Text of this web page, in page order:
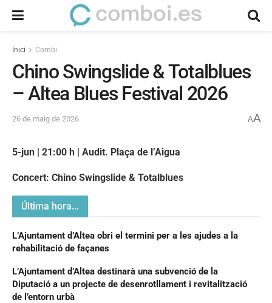
Inici Combi
Chino Swingslide & Totalblues
– Altea Blues Festival 2026
26 de maig de 2026 AA
5-jun | 21:00 h | Audit. Plaça de l’Aigua
Concert: Chino Swingslide & Totalblues
Última hora...
L’Ajuntament d’Altea obri el termini per a les ajudes a la
rehabilitació de façanes
L’Ajuntament d’Altea destinarà una subvenció de la
Diputació a un projecte de desenrotllament i revitalització
de l’entorn urbà